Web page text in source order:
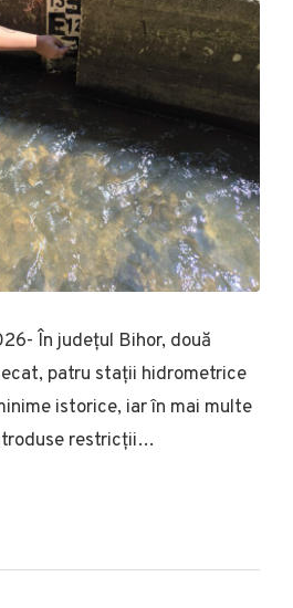
În județul Bihor, două
patru stații hidrometrice
istorice, iar în mai multe
restricții…